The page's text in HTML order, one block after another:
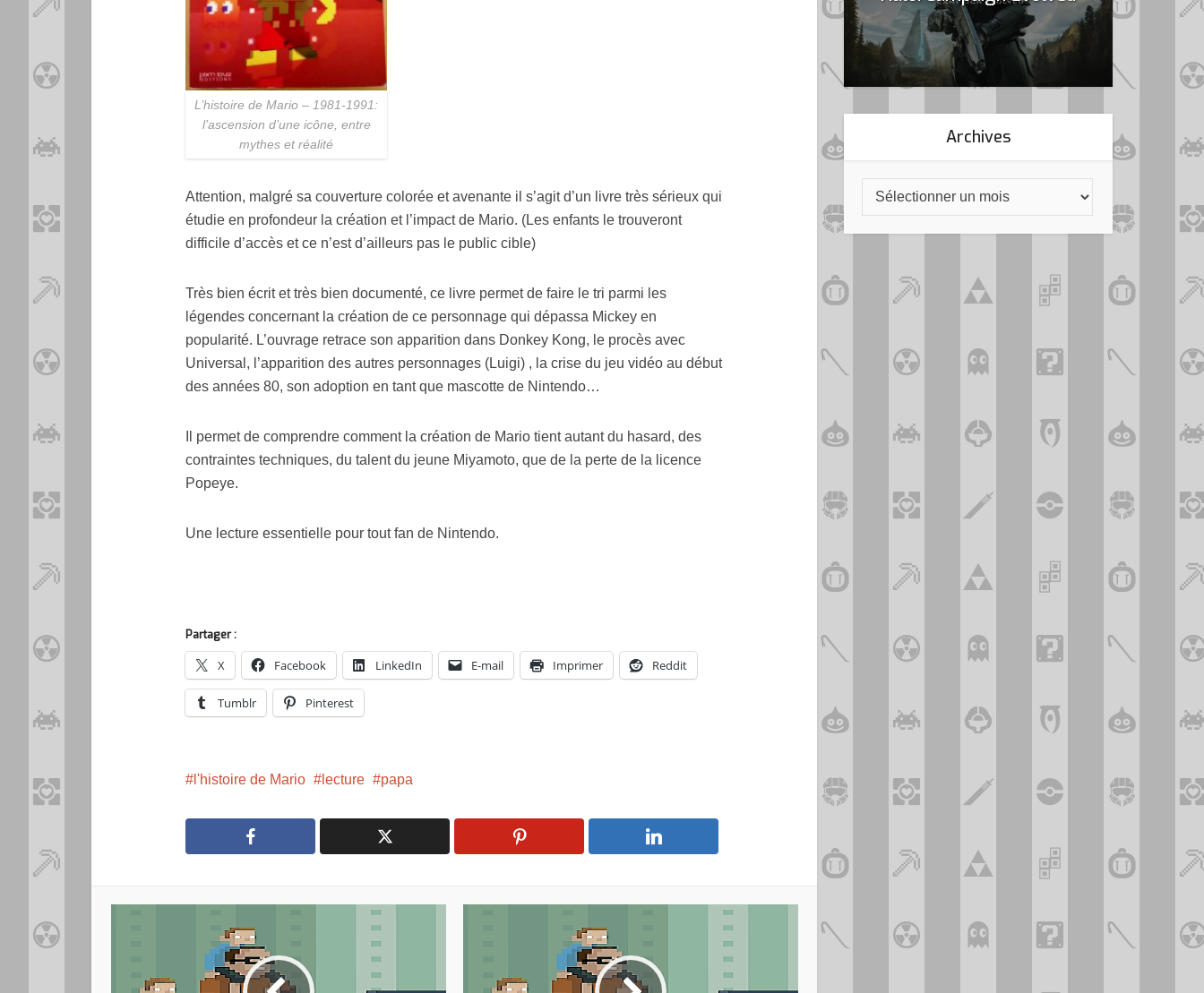
L’histoire de Mario – 1981-1991:
l’ascension d’une icône, entre
mythes et réalité
Attention, malgré sa couverture colorée et avenante il s’agit d’un livre très sérieux qui
étudie en profondeur la création et l’impact de Mario. (Les enfants le trouveront
difficile d’accès et ce n’est d’ailleurs pas le public cible)
Très bien écrit et très bien documenté, ce livre permet de faire le tri parmi les
légendes concernant la création de ce personnage qui dépassa Mickey en
popularité. L’ouvrage retrace son apparition dans Donkey Kong, le procès avec
Universal, l’apparition des autres personnages (Luigi) , la crise du jeu vidéo au début
des années 80, son adoption en tant que mascotte de Nintendo…
Il permet de comprendre comment la création de Mario tient autant du hasard, des
contraintes techniques, du talent du jeune Miyamoto, que de la perte de la licence
Popeye.
Une lecture essentielle pour tout fan de Nintendo.
Partager :
X Facebook LinkedIn E-mail Imprimer Reddit
Tumblr Pinterest
l'histoire de Mario lecture papa
Archives